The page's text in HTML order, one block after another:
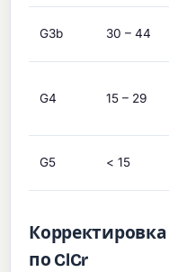
G3b 30 – 44
G4 15 – 29
G5 < 15
по ClCr